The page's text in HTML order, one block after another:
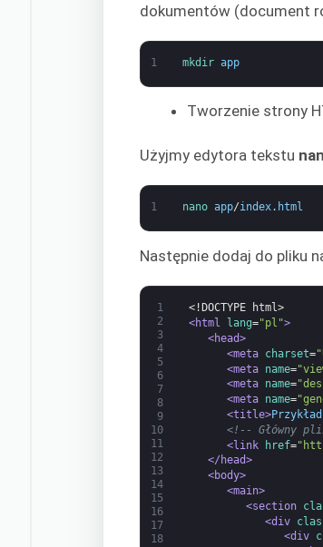
dokumentów (document
1 mkdir app
Tworzenie strony
Użyjmy edytora tekstu
1 nano app/index. html
Następnie dodaj do pliku
1
2
3
4
5
6
7
8
9
10
11
12
13
14
15
16
17
18
<!DOCTYPE html>
<html
lang="pl">
<head>
<meta charset=
<meta name=
<meta name=
<meta name=
<title>
<!-- Główny
<link
href=
</head>
<body>
<main>
<section
<div
<div